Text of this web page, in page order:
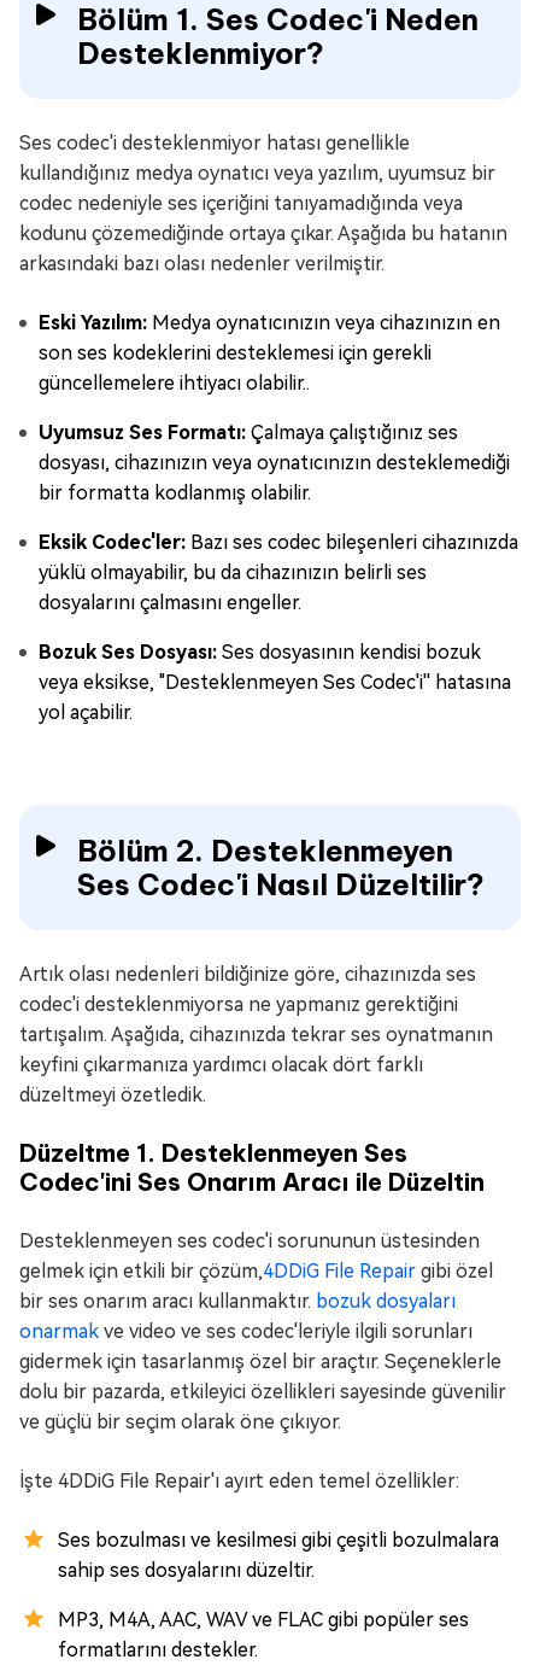
Bölüm 1. Ses Codec'i Neden
Desteklenmiyor?
Ses codec'i desteklenmiyor hatası genellikle
kullandığınız medya oynatıcı veya yazılım, uyumsuz bir
codec nedeniyle ses içeriğini tanıyamadığında veya
kodunu çözemediğinde ortaya çıkar. Aşağıda bu hatanın
arkasındaki bazı olası nedenler verilmiştir.
Eski Yazılım: Medya oynatıcınızın veya cihazınızın en
son ses kodeklerini desteklemesi için gerekli
güncellemelere ihtiyacı olabilir..
Uyumsuz Ses Formatı: Çalmaya çalıştığınız ses
dosyası, cihazınızın veya oynatıcınızın desteklemediği
bir formatta kodlanmış olabilir.
Eksik Codec'ler: Bazı ses codec bileşenleri cihazınızda
yüklü olmayabilir, bu da cihazınızın belirli ses
dosyalarını çalmasını engeller.
Bozuk Ses Dosyası: Ses dosyasının kendisi bozuk
veya eksikse, "Desteklenmeyen Ses Codec'i'' hatasına
yol açabilir.
Bölüm 2. Desteklenmeyen
Ses Codec'i Nasıl Düzeltilir?
Artık olası nedenleri bildiğinize göre, cihazınızda ses
codec'i desteklenmiyorsa ne yapmanız gerektiğini
tartışalım. Aşağıda, cihazınızda tekrar ses oynatmanın
keyfini çıkarmanıza yardımcı olacak dört farklı
düzeltmeyi özetledik.
Düzeltme 1. Desteklenmeyen Ses
Codec'ini Ses Onarım Aracı ile Düzeltin
Desteklenmeyen ses codec'i sorununun üstesinden
gelmek için etkili bir çözüm,4DDiG File Repair gibi özel
bir ses onarım aracı kullanmaktır. bozuk dosyaları
onarmak ve video ve ses codec'leriyle ilgili sorunları
gidermek için tasarlanmış özel bir araçtır. Seçeneklerle
dolu bir pazarda, etkileyici özellikleri sayesinde güvenilir
ve güçlü bir seçim olarak öne çıkıyor.
İşte 4DDiG File Repair'ı ayırt eden temel özellikler:
Ses bozulması ve kesilmesi gibi çeşitli bozulmalara
sahip ses dosyalarını düzeltir.
MP3, M4A, AAC, WAV ve FLAC gibi popüler ses
formatlarını destekler.